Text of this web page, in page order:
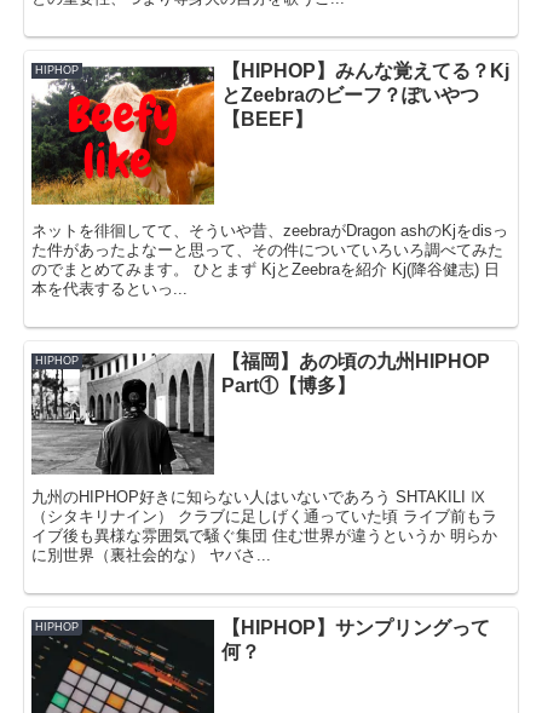
HIPHOP
【HIPHOP】みんな覚えてる？Kj
とZeebraのビーフ？ぽいやつ
【BEEF】
ネットを徘徊してて、そういや昔、zeebraがDragon ashのKjをdisっ
た件があったよなーと思って、その件についていろいろ調べてみた
のでまとめてみます。 ひとまず KjとZeebraを紹介 Kj(降谷健志) 日
本を代表するといっ...
HIPHOP
【福岡】あの頃の九州HIPHOP
Part①【博多】
九州のHIPHOP好きに知らない人はいないであろう SHTAKILI Ⅸ
（シタキリナイン） クラブに足しげく通っていた頃 ライブ前もラ
イブ後も異様な雰囲気で騒ぐ集団 住む世界が違うというか 明らか
に別世界（裏社会的な） ヤバさ...
HIPHOP
【HIPHOP】サンプリングって
何？